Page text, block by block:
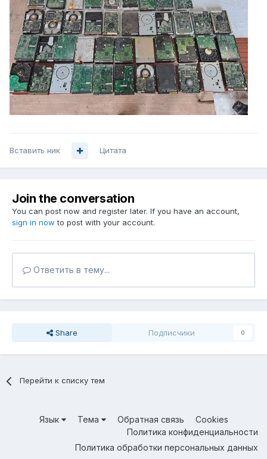
Вставить ник Цитата
Join the conversation
You can post now and register later. If you have an account,
sign in now to post with your account.
Ответить в тему...
Share Подписчики 0
Перейти к списку тем
Язык Тема Обратная связь
Cookies
Политика конфиденциальности
Политика обработки персональных данных